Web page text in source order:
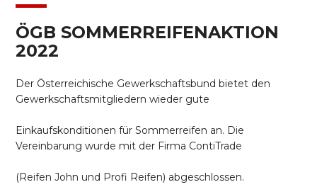
ÖGB SOMMERREIFENAKTION
2022
Der Österreichische Gewerkschaftsbund bietet den
Gewerkschaftsmitgliedern wieder gute
Einkaufskonditionen für Sommerreifen an. Die
Vereinbarung wurde mit der Firma ContiTrade
(Reifen John und Profi Reifen) abgeschlossen.